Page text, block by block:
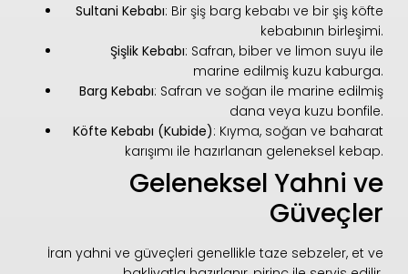
Sultani Kebabı: Bir şiş barg kebabı ve bir şiş köfte
kebabının birleşimi.
Şişlik Kebabı: Safran, biber ve limon suyu ile
marine edilmiş kuzu kaburga.
Barg Kebabı: Safran ve soğan ile marine edilmiş
dana veya kuzu bonfile.
Köfte Kebabı (Kubide): Kıyma, soğan ve baharat
karışımı ile hazırlanan geleneksel kebap.
Geleneksel Yahni ve
Güveçler
İran yahni ve güveçleri genellikle taze sebzeler, et ve